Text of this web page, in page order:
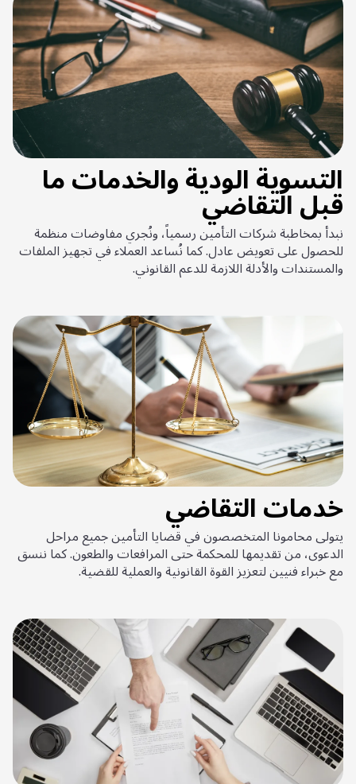
التسوية الودية والخدمات ما
قبل التقاضي
نبدأ بمخاطبة شركات التأمين رسمياً، ونُجري مفاوضات منظمة
للحصول على تعويض عادل. كما نُساعد العملاء في تجهيز الملفات
والمستندات والأدلة اللازمة للدعم القانوني.
خدمات التقاضي
يتولى محامونا المتخصصون في قضايا التأمين جميع مراحل
الدعوى، من تقديمها للمحكمة حتى المرافعات والطعون. كما ننسق
مع خبراء فنيين لتعزيز القوة القانونية والعملية للقضية.